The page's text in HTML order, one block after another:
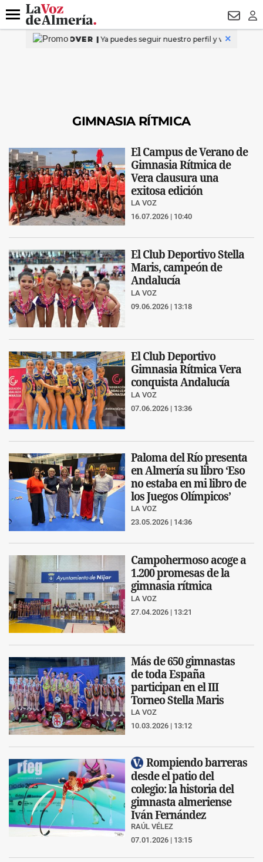
DESTACADO
Menú
GIMNASIA RÍTMICA
El Campus de Verano de
Gimnasia Rítmica de
Vera clausura una
exitosa edición
LA VOZ
16.07.2026 | 10:40
El Club Deportivo Stella
Maris, campeón de
Andalucía
LA VOZ
09.06.2026 | 13:18
El Club Deportivo
Gimnasia Rítmica Vera
conquista Andalucía
LA VOZ
07.06.2026 | 13:36
Paloma del Río presenta
en Almería su libro ‘Eso
no estaba en mi libro de
los Juegos Olímpicos’
LA VOZ
23.05.2026 | 14:36
Campohermoso acoge a
1.200 promesas de la
gimnasia rítmica
LA VOZ
27.04.2026 | 13:21
Más de 650 gimnastas
de toda España
participan en el III
Torneo Stella Maris
LA VOZ
10.03.2026 | 13:12
Rompiendo barreras
desde el patio del
colegio: la historia del
gimnasta almeriense
Iván Fernández
RAÚL VÉLEZ
07.01.2026 | 13:15